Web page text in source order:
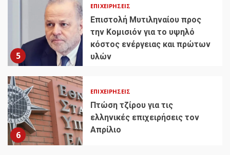
5
ΕΠΙΧΕΙΡΉΣΕΙΣ
Επιστολή Μυτιληναίου προς
την Κομισιόν για το υψηλό
κόστος ενέργειας και πρώτων
υλών
6
ΕΠΙΧΕΙΡΉΣΕΙΣ
Πτώση τζίρου για τις
ελληνικές επιχειρήσεις τον
Απρίλιο